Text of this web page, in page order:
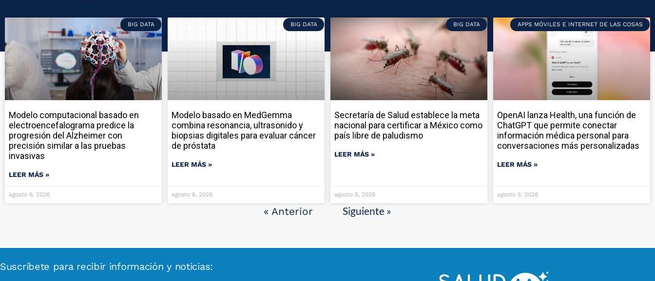
BIG DATA
Modelo computacional basado en
electroencefalograma predice la
progresión del Alzheimer con
precisión similar a las pruebas
invasivas
LEER MÁS »
agosto 6, 2026
BIG DATA
Modelo basado en MedGemma
combina resonancia, ultrasonido y
biopsias digitales para evaluar cáncer
de próstata
LEER MÁS »
agosto 6, 2026
BIG DATA
Secretaría de Salud establece la meta
nacional para certificar a México como
país libre de paludismo
LEER MÁS »
agosto 5, 2026
APPS MÓVILES E INTERNET DE LAS COSAS
OpenAI lanza Health, una función de
ChatGPT que permite conectar
información médica personal para
conversaciones más personalizadas
LEER MÁS »
agosto 5, 2026
« Anterior Siguiente »
Suscríbete para recibir información y noticias: